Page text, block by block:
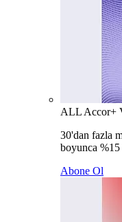
ALL Accor+
30'dan fazla
boyunca
Abone Ol